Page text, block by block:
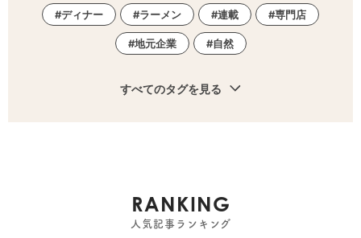
ディナー ラーメン 連載 専門店
地元企業 自然
すべてのタグを見る
RANKING
人気記事ランキング